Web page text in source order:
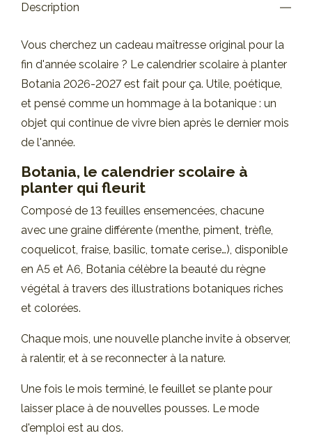
Description
Vous cherchez un cadeau maîtresse original pour la
fin d'année scolaire ? Le calendrier scolaire à planter
Botania 2026-2027 est fait pour ça. Utile, poétique,
et pensé comme un hommage à la botanique : un
objet qui continue de vivre bien après le dernier mois
de l'année.
Botania, le calendrier scolaire à
planter qui fleurit
Composé de 13 feuilles ensemencées, chacune
avec une graine différente (menthe, piment, trèfle,
coquelicot, fraise, basilic, tomate cerise…), disponible
en A5 et A6, Botania célèbre la beauté du règne
végétal à travers des illustrations botaniques riches
et colorées.
Chaque mois, une nouvelle planche invite à observer,
à ralentir, et à se reconnecter à la nature.
Une fois le mois terminé, le feuillet se plante pour
laisser place à de nouvelles pousses. Le mode
d'emploi est au dos.